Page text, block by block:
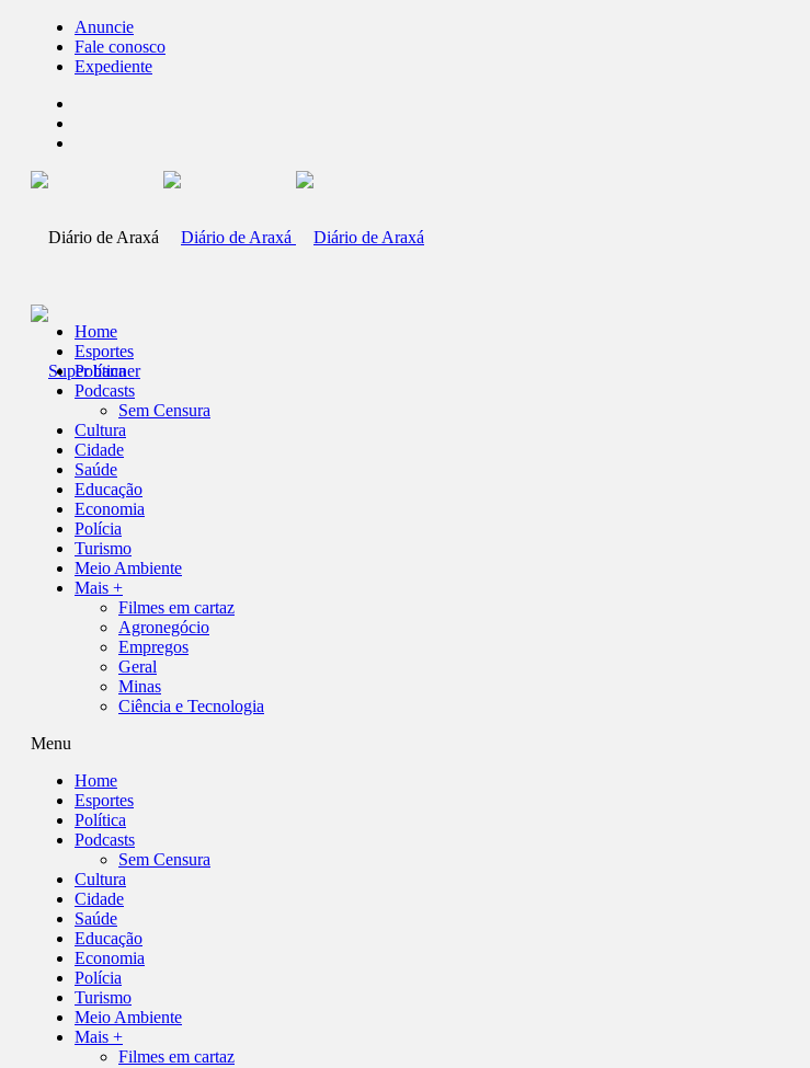
Anuncie
Fale conosco
Expediente
Home
Esportes
Política
Podcasts
Sem Censura
Cultura
Cidade
Saúde
Educação
Economia
Polícia
Turismo
Meio Ambiente
Mais +
Filmes em cartaz
Agronegócio
Empregos
Geral
Minas
Ciência e Tecnologia
Menu
Home
Esportes
Política
Podcasts
Sem Censura
Cultura
Cidade
Saúde
Educação
Economia
Polícia
Turismo
Meio Ambiente
Mais +
Filmes em cartaz